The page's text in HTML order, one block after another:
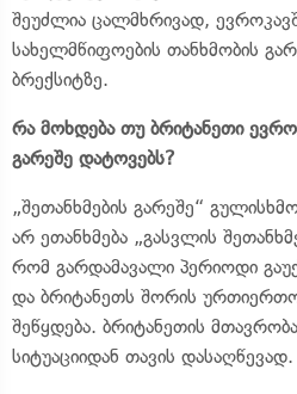
შეუძლია ცალმხრივად,
სახელმწიფოების თანხმობის
ბრექსიტზე.
რა მოხდება თუ ბრიტანეთი
გარეშე დატოვებს?
„შეთანხმების გარეშე“
არ ეთანხმება „გასვლის
რომ გარდამავალი პერიოდი
და ბრიტანეთს შორის
შეწყდება. ბრიტანეთის
სიტუაციიდან თავის დასაღწევად.